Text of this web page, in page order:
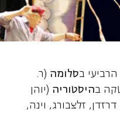
הרביעי בסלומה (ר.
בהיסטוריה (יוהן
זלצבורג, וינה,